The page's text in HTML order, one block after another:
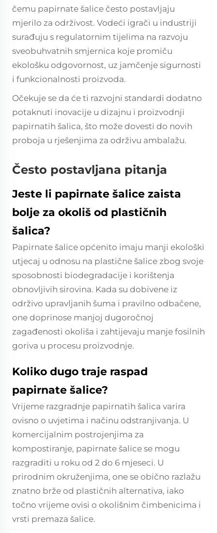
čemu papirnate šalice često postavljaju
mjerilo za održivost. Vodeći igrači u industriji
surađuju s regulatornim tijelima na razvoju
sveobuhvatnih smjernica koje promiču
ekološku odgovornost, uz jamčenje sigurnosti
i funkcionalnosti proizvoda.
Očekuje se da će ti razvojni standardi dodatno
potaknuti inovacije u dizajnu i proizvodnji
papirnatih šalica, što može dovesti do novih
proboja u rješenjima za održivu ambalažu.
Često postavljana pitanja
Jeste li papirnate šalice zaista
bolje za okoliš od plastičnih
šalica?
Papirnate šalice općenito imaju manji ekološki
utjecaj u odnosu na plastične šalice zbog svoje
sposobnosti biodegradacije i korištenja
obnovljivih sirovina. Kada su dobivene iz
održivo upravljanih šuma i pravilno odbačene,
one doprinose manjoj dugoročnoj
zagađenosti okoliša i zahtijevaju manje fosilnih
goriva u procesu proizvodnje.
Koliko dugo traje raspad
papirnate šalice?
Vrijeme razgradnje papirnatih šalica varira
ovisno o uvjetima i načinu odstranjivanja. U
komercijalnim postrojenjima za
kompostiranje, papirnate šalice se mogu
razgraditi u roku od 2 do 6 mjeseci. U
prirodnim okruženjima, one se obično razlažu
znatno brže od plastičnih alternativa, iako
točno vrijeme ovisi o okolišnim čimbenicima i
vrsti premaza šalice.